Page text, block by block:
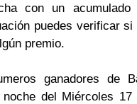
con un
puedes verificar
premio.
ganadores de
del Miércoles 17